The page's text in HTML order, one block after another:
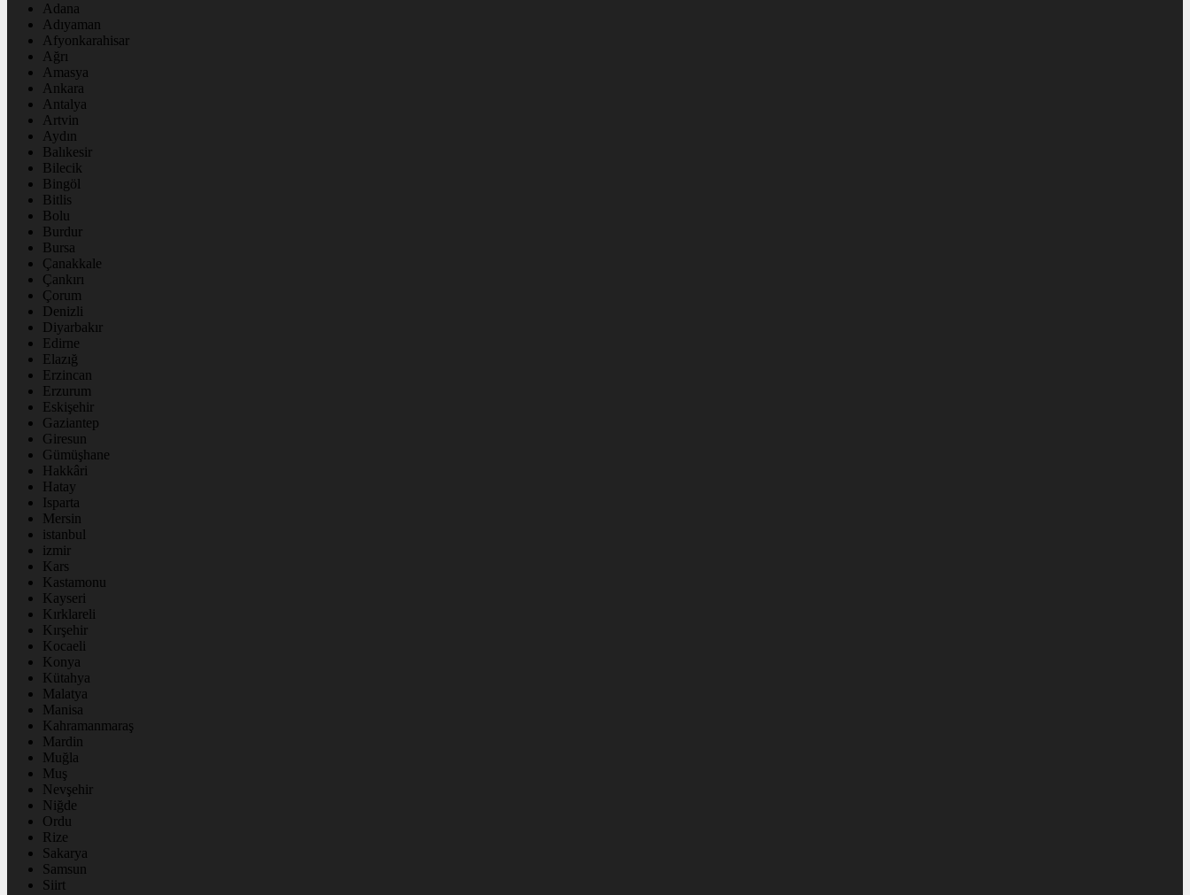
Adana
Adıyaman
Afyonkarahisar
Ağrı
Amasya
Ankara
Antalya
Artvin
Aydın
Balıkesir
Bilecik
Bingöl
Bitlis
Bolu
Burdur
Bursa
Çanakkale
Çankırı
Çorum
Denizli
Diyarbakır
Edirne
Elazığ
Erzincan
Erzurum
Eskişehir
Gaziantep
Giresun
Gümüşhane
Hakkâri
Hatay
Isparta
Mersin
istanbul
izmir
Kars
Kastamonu
Kayseri
Kırklareli
Kırşehir
Kocaeli
Konya
Kütahya
Malatya
Manisa
Kahramanmaraş
Mardin
Muğla
Muş
Nevşehir
Niğde
Ordu
Rize
Sakarya
Samsun
Siirt